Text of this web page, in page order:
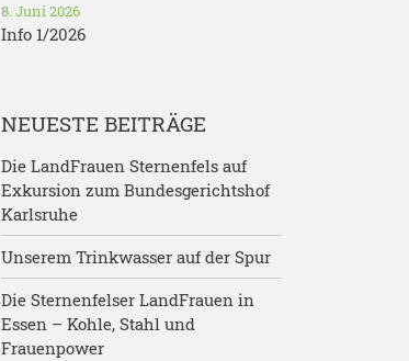
Info 1/2026
8. Juni 2026
NEUESTE BEITRÄGE
Die LandFrauen Sternenfels auf
Exkursion zum Bundesgerichtshof
Karlsruhe
Unserem Trinkwasser auf der Spur
Die Sternenfelser LandFrauen in
Essen – Kohle, Stahl und
Frauenpower